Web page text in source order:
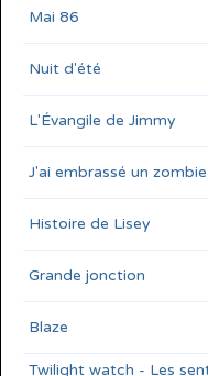
Mai 86
Nuit d'été
L'Évangile de Jimmy
J'ai embrassé un
Histoire de Lisey
Grande jonction
Blaze
Twilight watch - Les